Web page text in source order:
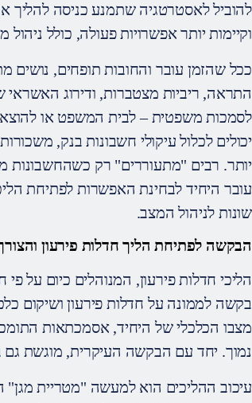
להוביל לאסטרטגיה שתמנע כניסה להליך
וקיימות יותר אפשרויות פעולה, כולל
ככל שהזמן עובר והחובות תופחים,
התראה, ריביות מצטברות, ודירוג האשראי
לסמכות משפטית – לבית המשפט או
יכולים לכלול עיקולי חשבונות בנק,
יותר. רבים "מתעוררים" רק כשהחשבונות
עובר היחיד לבחינת האפשרות לפתיחת
שונות לניהול המצב.
הבקשה לפתיחת הליך חדלות פירעון
הליכי חדלות פירעון, המנוהלים כיום על
בקשה לממונה על חדלות פירעון ושיקום
מצבו הכלכלי של היחיד, אסמכתאות
נמוך. יחד עם הבקשה העיקרית, מוגשת גם
עיכוב ההליכים הוא למעשה "מטריית מגן"